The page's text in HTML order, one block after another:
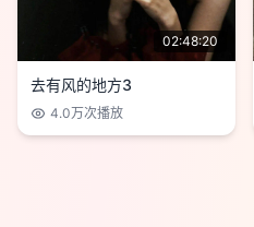
02:48:20
去有风的地方3
4.0万次播放